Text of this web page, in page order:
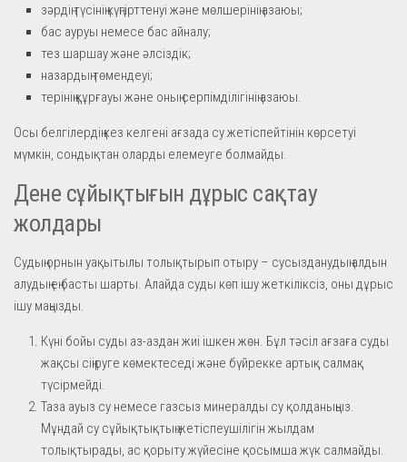
зәрдің түсінің күңгірттенуі және мөлшерінің азаюы;
бас ауруы немесе бас айналу;
тез шаршау және әлсіздік;
назардың төмендеуі;
терінің құрғауы және оның серпімділігінің азаюы.
Осы белгілердің кез келгені ағзада су жетіспейтінін көрсетуі
мүмкін, сондықтан оларды елемеуге болмайды.
Дене сұйықтығын дұрыс сақтау
жолдары
Судың орнын уақытылы толықтырып отыру – сусызданудың алдын
алудың ең басты шарты. Алайда суды көп ішу жеткіліксіз, оны дұрыс
ішу маңызды.
Күні бойы суды аз-аздан жиі ішкен жөн. Бұл тәсіл ағзаға суды
жақсы сіңіруге көмектеседі және бүйрекке артық салмақ
түсірмейді.
Таза ауыз су немесе газсыз минералды су қолданыңыз.
Мұндай су сұйықтықтың жетіспеушілігін жылдам
толықтырады, ас қорыту жүйесіне қосымша жүк салмайды.